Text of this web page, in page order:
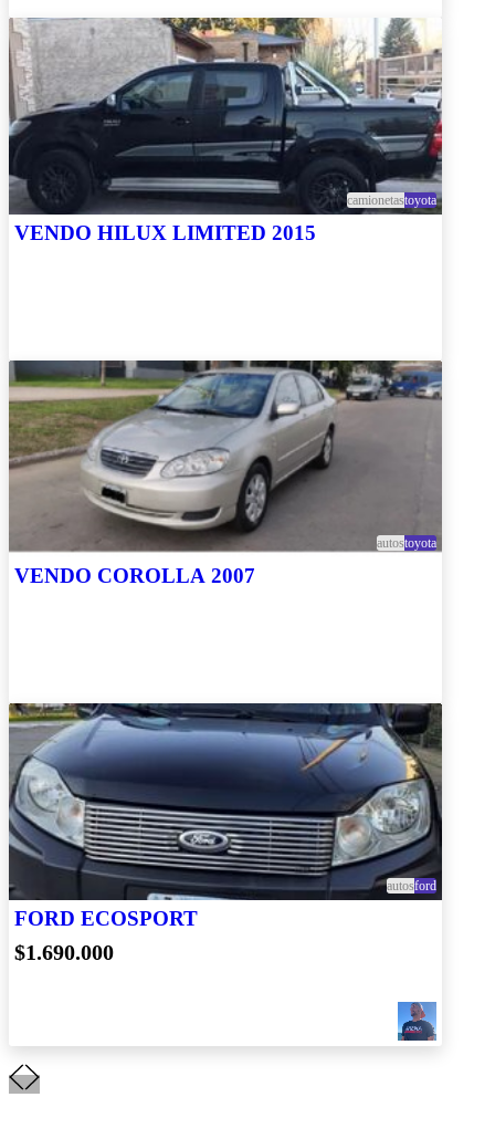
camionetastoyota
VENDO HILUX LIMITED 2015
autostoyota
VENDO COROLLA 2007
autosford
FORD ECOSPORT
$1.690.000